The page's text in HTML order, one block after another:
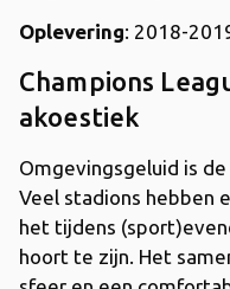
Oplevering: 2018-
Champions
akoestiek
Omgevingsgeluid is
Veel stadions hebben
het tijdens
hoort te zijn. Het